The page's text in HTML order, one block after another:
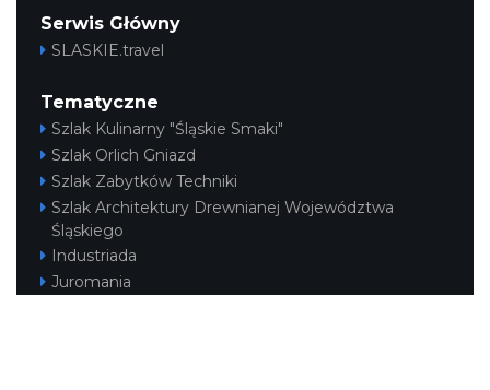
Cieszyn
0.42 km
Serwis Główny
SLASKIE.travel
Tematyczne
Szlak Kulinarny "Śląskie Smaki"
Szlak Orlich Gniazd
Szlak Zabytków Techniki
Szlak Architektury Drewnianej Województwa
Śląskiego
Industriada
Juromania